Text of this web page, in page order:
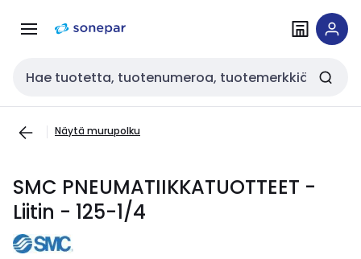
navigointiinsisältöön
Haku
Näytä murupolku
SMC PNEUMATIIKKATUOTTEET -
Liitin - 125-1/4